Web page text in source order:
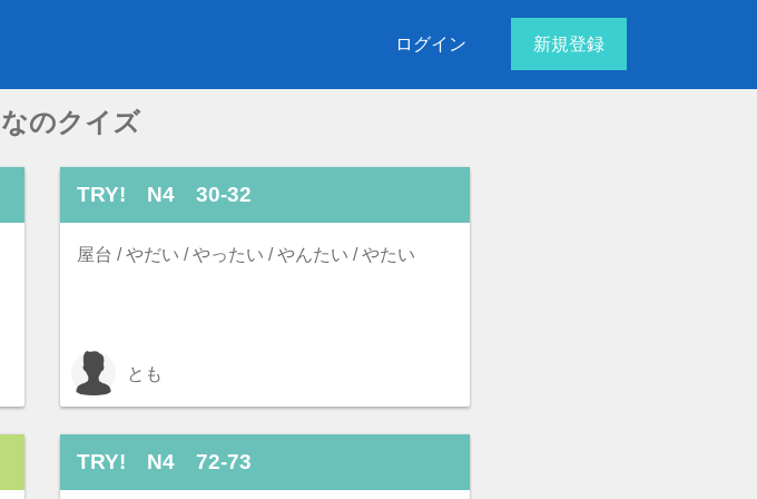
ログイン 新規登録
のクイズ
TRY! N4 30-32
屋台 / やだい / やったい / やんたい / やたい
とも
TRY! N4 72-73